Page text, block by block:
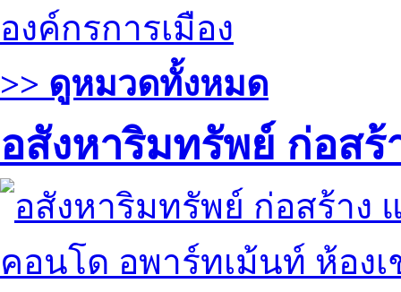
องค์กรการเมือง
>> ดูหมวดทั้งหมด
อสังหาริมทรัพย์ ก่อส
คอนโด อพาร์ทเม้นท์ ห้องเ